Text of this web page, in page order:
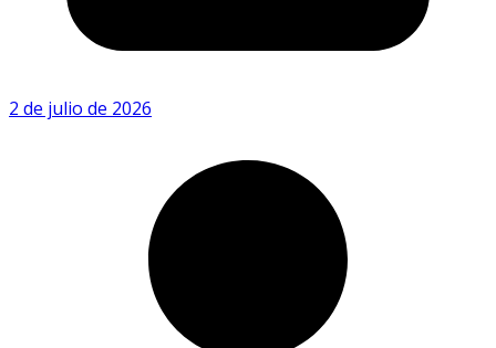
2 de julio de 2026